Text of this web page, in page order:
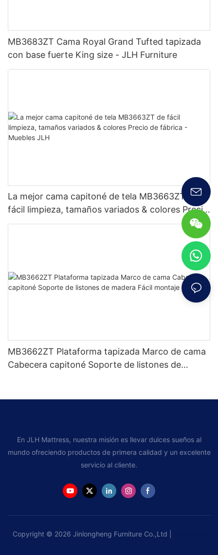
MB3683ZT Cama Royal Grand Tufted tapizada
con base fuerte King size - JLH Furniture
La mejor cama capitoné de tela MB3663ZT de
fácil limpieza, tamaños variados & colores Precio
de fábrica - Muebles JLH
MB3662ZT Plataforma tapizada Marco de cama
Cabecera capitoné Soporte de listones de
En JLH Mattress, nuestra misión es llevar dulces sueños al
mundo ofreciendo productos de primera calidad y un excelente
servicio al cliente.
Copyright © 2026 Jinlongheng Furniture Co.,Ltd |